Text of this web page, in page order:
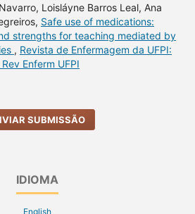
Loisláyne Barros Leal, Ana
Safe use of medications:
strengths for teaching mediated by
, Revista de Enfermagem da UFPI:
Enferm UFPI
SUBMISSÃO
IDIOMA
English